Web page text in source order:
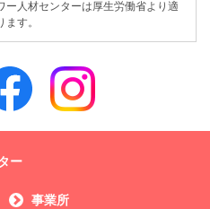
ー人材センターは厚生労働省より適
す。
ー
事業所